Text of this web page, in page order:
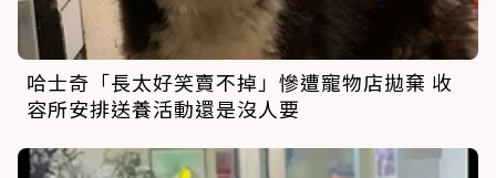
哈士奇「長太好笑賣不掉」慘遭寵物店拋棄 收
容所安排送養活動還是沒人要